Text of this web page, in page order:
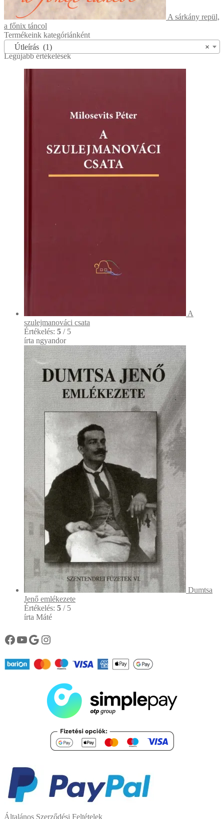
A sárkány repül,
a főnix táncol
Termékeink kategóriánként
×
Útleírás (1)
Legújabb értékelések
A
szulejmanováci csata
Értékelés: 5 / 5
írta ngyandor
Dumtsa
Jenő emlékezete
Értékelés: 5 / 5
írta Máté
Könyvtárunk facebook oldala
Könyvtárunk YouTube csatornája
Google
Instagram
Általános Szerződési Feltételek